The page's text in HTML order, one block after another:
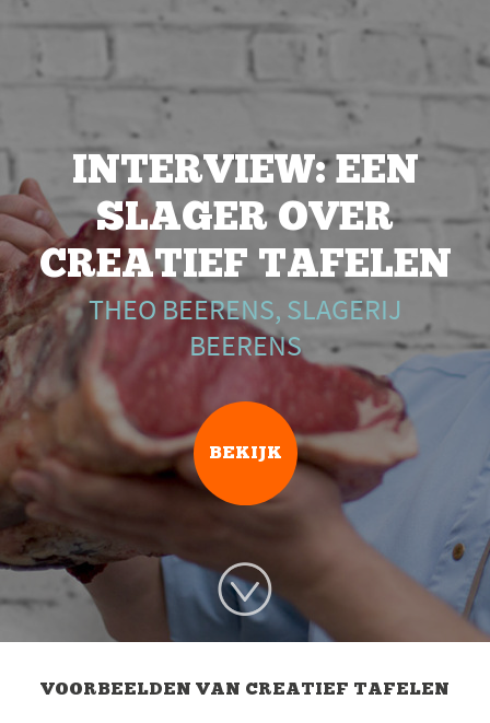
INTERVIEW: EEN
SLAGER OVER
CREATIEF TAFELEN
THEO BEERENS, SLAGERIJ
BEERENS
BEKIJK
VOORBEELDEN VAN CREATIEF TAFELEN